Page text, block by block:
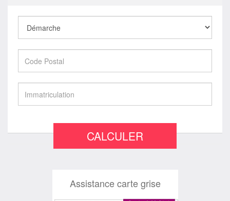
CALCULER
Assistance carte grise